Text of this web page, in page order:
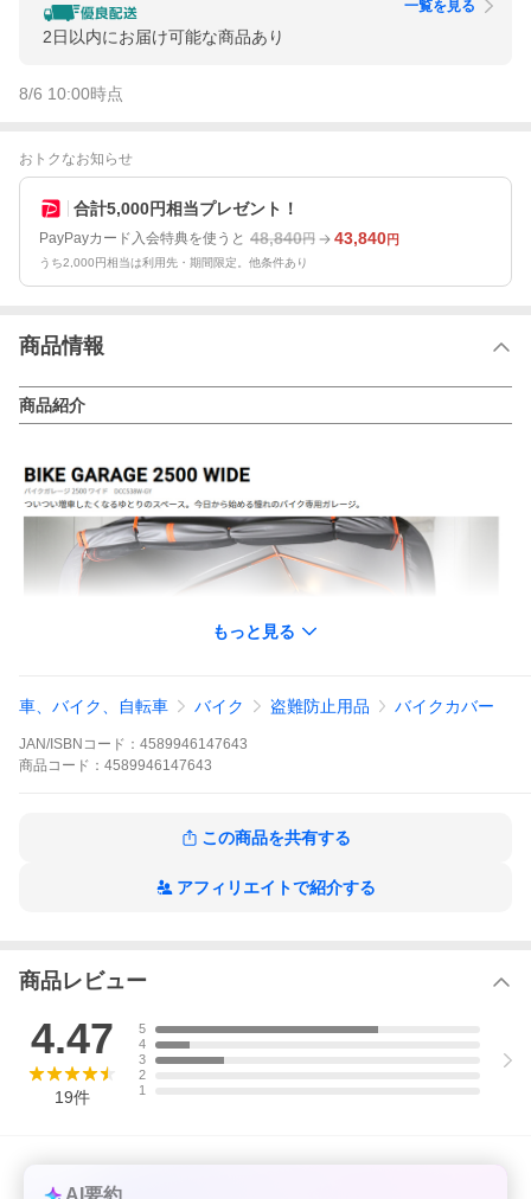
2日以内にお届け可能な商品あり
一覧を見る
8/6 10:00時点
おトクなお知らせ
合計5,000円相当プレゼント！
PayPayカード入会特典を使うと 48,840円 43,840円
うち2,000円相当は利用先・期間限定。他条件あり
商品情報
商品紹介
もっと見る
車、バイク、自転車 バイク 盗難防止用品 バイクカバー
JAN/ISBNコード： 4589946147643
商品 コード： 4589946147643
この商品を共有する
アフィリエイトで紹介する
商品レビュー
4.47
19件
5
4
3
2
1